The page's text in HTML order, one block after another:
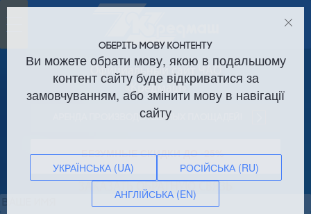
Официальный сайт ЧАО
«Кредмаш»
Аренда производственных площадей!
БЕЗУМНЫЕ СКИДКИ ДО -25%
ЗАКАЗАТЬ ОБРАТНУЮ СВЯЗЬ
ОБЕРІТЬ МОВУ КОНТЕНТУ
Ви можете обрати мову, якою в подальшому
контент сайту буде відкриватися за
замовчуванням, або змінити мову в навігації
сайту
УКРАЇНСЬКА (UA)
РОСІЙСЬКА (RU)
АНГЛІЙСЬКА (EN)